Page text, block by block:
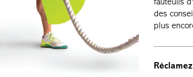
fauteuils
des
plus